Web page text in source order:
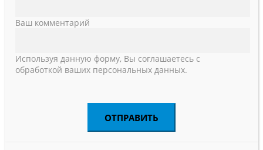
Ваш комментарий
Используя данную форму, Вы соглашаетесь с
обработкой ваших персональных данных.